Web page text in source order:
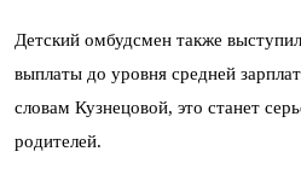
Детский омбудсмен также
выплаты до уровня средней
словам Кузнецовой, это станет
родителей.